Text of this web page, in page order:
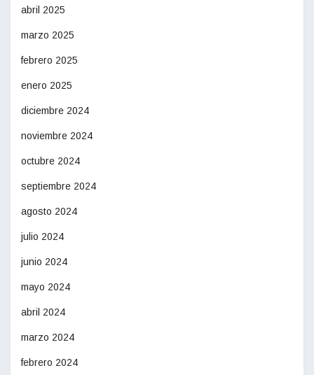
abril 2025
marzo 2025
febrero 2025
enero 2025
diciembre 2024
noviembre 2024
octubre 2024
septiembre 2024
agosto 2024
julio 2024
junio 2024
mayo 2024
abril 2024
marzo 2024
febrero 2024